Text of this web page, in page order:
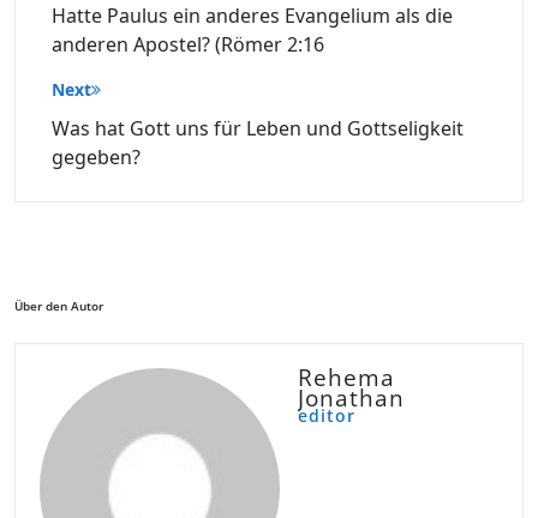
Hatte Paulus ein anderes Evangelium als die
anderen Apostel? (Römer 2:16
Next
Was hat Gott uns für Leben und Gottseligkeit
gegeben?
Über den Autor
Rehema
Jonathan
editor